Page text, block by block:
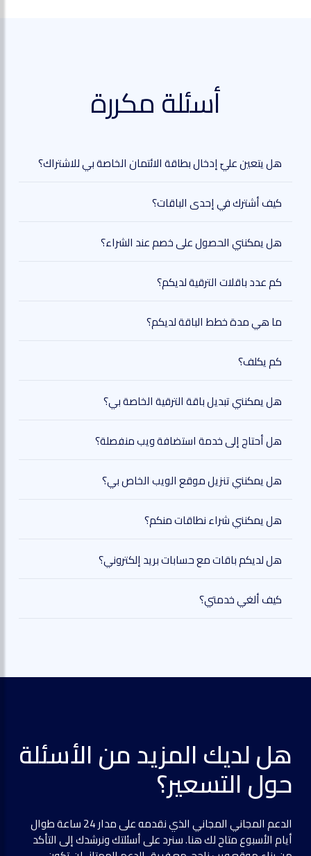
أسئلة مكررة
هل يتعين عليّ إدخال بطاقة الائتمان الخاصة بي للاشتراك؟
كيف أشترك في إحدى الباقات؟
هل يمكنني الحصول على خصم عند الشراء؟
كم عدد باقلات الترقية لديكم؟
ما هي مدة خطط الباقة لديكم؟
كم يكلف؟
هل يمكنني تبديل باقة الترقية الخاصة بي؟
هل أحتاج إلى خدمة استضافة ويب منفصلة؟
هل يمكنني تنزيل موقع الويب الخاص بي؟
هل يمكنني شراء نطاقات منكم؟
هل لديكم باقات مع حسابات بريد إلكتروني؟
كيف ألغي خدمتي؟
هل لديك المزيد من الأسئلة
حول التسعير؟
الدعم المجاني المجاني الذي نقدمه على مدار 24 ساعة طوال
أيام الأسبوع متاح لك هنا. سنرد على أسئلتك ونرشدك إلى التأكد